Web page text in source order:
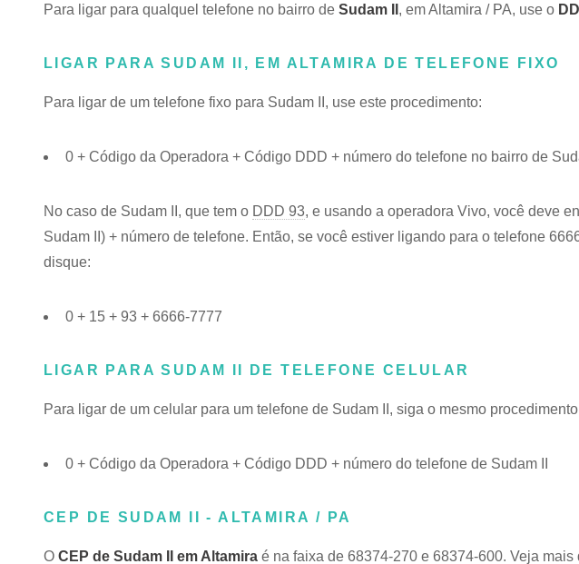
Para ligar para qualquel telefone no bairro de Sudam II , em Altamira / PA, use o
LIGAR PARA SUDAM II, EM ALTAMIRA DE TELEFONE FIXO
Para ligar de um telefone fixo para Sudam II, use este procedimento:
0 + Código da Operadora + Código DDD + número do telefone no bairro de
No caso de Sudam II, que tem o DDD 93, e usando a operadora Vivo, você deve
Sudam II) + número de telefone. Então, se você estiver ligando para o telefone
disque:
0 + 15 + 93 + 6666-7777
LIGAR PARA SUDAM II DE TELEFONE CELULAR
Para ligar de um celular para um telefone de Sudam II, siga o mesmo
0 + Código da Operadora + Código DDD + número do telefone de Sudam II
CEP DE SUDAM II - ALTAMIRA / PA
O CEP de Sudam II em Altamira é na faixa de 68374-270 e 68374-600. Veja